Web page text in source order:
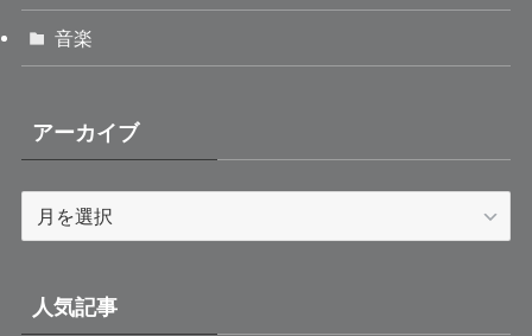
音楽
アーカイブ
ブ
人気記事